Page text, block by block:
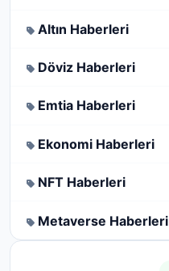
Altın Haberleri
Döviz Haberleri
Emtia Haberleri
Ekonomi Haberleri
NFT Haberleri
Metaverse Haberleri